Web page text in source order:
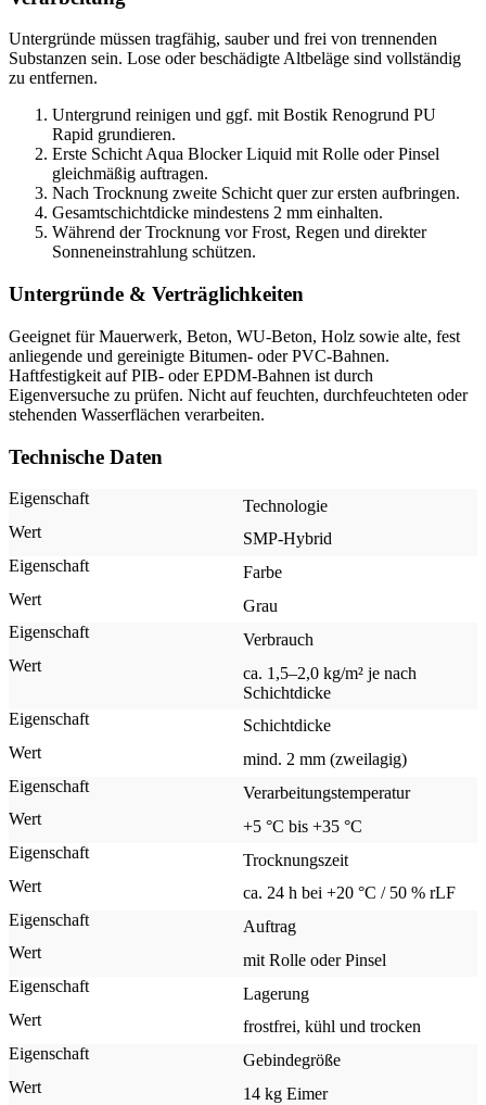
Untergründe müssen tragfähig, sauber und frei von trennenden
Substanzen sein. Lose oder beschädigte Altbeläge sind vollständig
zu entfernen.
Untergrund reinigen und ggf. mit Bostik Renogrund PU
Rapid grundieren.
Erste Schicht Aqua Blocker Liquid mit Rolle oder Pinsel
gleichmäßig auftragen.
Nach Trocknung zweite Schicht quer zur ersten aufbringen.
Gesamtschichtdicke mindestens 2 mm einhalten.
Während der Trocknung vor Frost, Regen und direkter
Sonneneinstrahlung schützen.
Untergründe & Verträglichkeiten
Geeignet für Mauerwerk, Beton, WU-Beton, Holz sowie alte, fest
anliegende und gereinigte Bitumen- oder PVC-Bahnen.
Haftfestigkeit auf PIB- oder EPDM-Bahnen ist durch
Eigenversuche zu prüfen. Nicht auf feuchten, durchfeuchteten oder
stehenden Wasserflächen verarbeiten.
Technische Daten
Technologie
SMP-Hybrid
Farbe
Grau
Verbrauch
ca. 1,5–2,0 kg/m² je nach
Schichtdicke
Schichtdicke
mind. 2 mm (zweilagig)
Verarbeitungstemperatur
+5 °C bis +35 °C
Trocknungszeit
ca. 24 h bei +20 °C / 50 % rLF
Auftrag
mit Rolle oder Pinsel
Lagerung
frostfrei, kühl und trocken
Gebindegröße
14 kg Eimer